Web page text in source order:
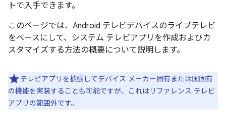
トで入手できます。
このページでは、Android テレビデバイスのライブテレビ
をベースにして、システム テレビアプリを作成およびカ
スタマイズする方法の概要について説明します。
テレビアプリを拡張してデバイス メーカー固有または国固有
の機能を実装することも可能ですが、これはリファレンス テレビ
アプリの範囲外です。